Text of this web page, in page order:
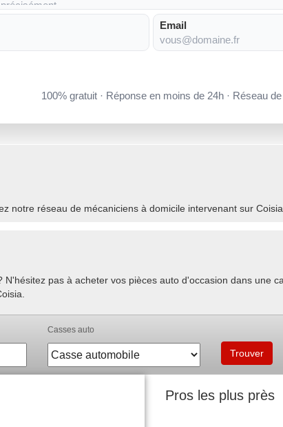
Email
100% gratuit · Réponse en moins de 24h · Réseau
notre réseau de mécaniciens à domicile intervenant sur
pas à acheter vos pièces auto d'occasion dans une